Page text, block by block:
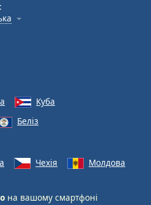
Куба
Беліз
Чехія Молдова
на вашому смартфоні